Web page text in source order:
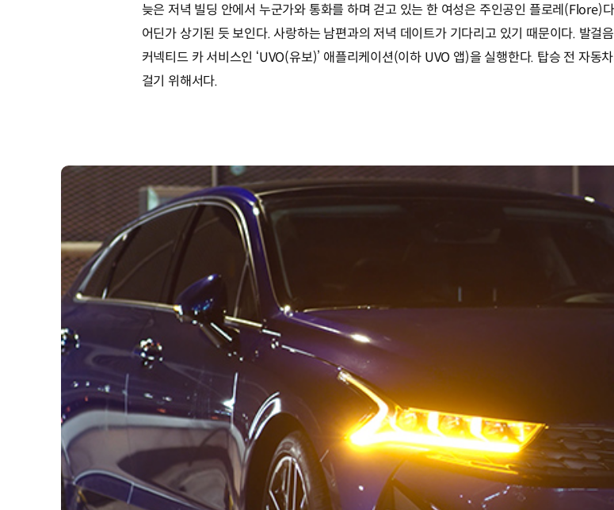
늦은 저녁 빌딩 안에서 누군가와 통화를 하며 걷고 있는 한 여성은 주인공인 플로레(Flore)
어딘가 상기된 듯 보인다. 사랑하는 남편과의 저녁 데이트가 기다리고 있기 때문이다. 발걸
커넥티드 카 서비스인 ‘UVO(유보)’ 애플리케이션(이하 UVO 앱)을 실행한다. 탑승 전 자
걸기 위해서다.